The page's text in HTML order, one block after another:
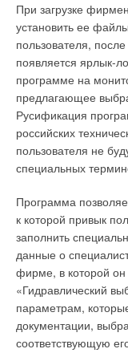
При загрузке
установить ее
пользователя,
появляется ярлык-
программе на
предлагающее
Русификация
российских
пользователя не
специальных
Программа
к которой привык
заполнить
данные о
фирме, в которой он
«Гидравлический
параметрам,
документации,
соответствующую
Чугунные
встретить
российские
хорошей
практически ко
чугунные радиаторы
отопления с плохой
(повышенная
чугун является
удары. Говоря об
отметить их
применительно к
является
Стальные
Стальные
тепловые приборы,
рабочее давление